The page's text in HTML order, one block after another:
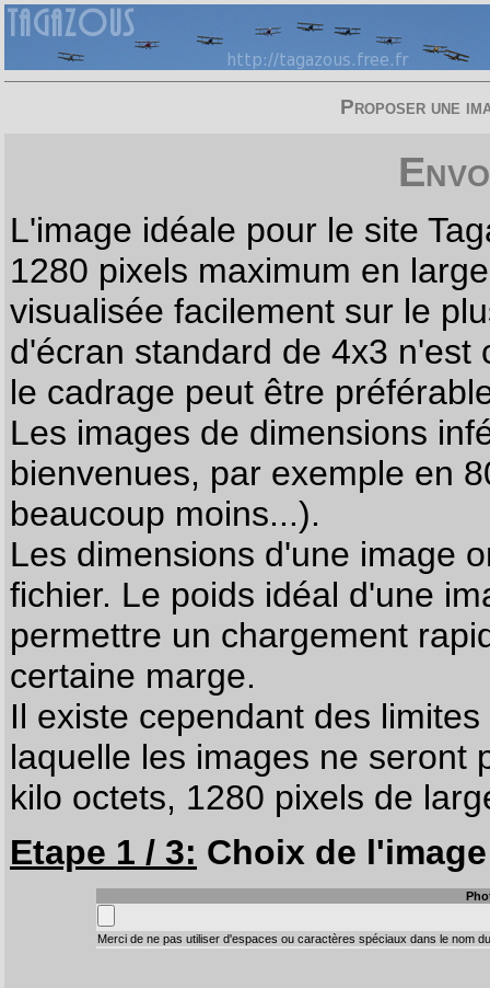
Proposer une
L'image idéale pour le site
1280 pixels maximum en
visualisée facilement sur le
d'écran standard de 4x3
le cadrage peut être
Les images de dimensions
bienvenues, par exemple en
beaucoup moins...).
Les dimensions d'une image
fichier. Le poids idéal d'une
permettre un chargement
certaine marge.
Il existe cependant des
laquelle les images ne seront
kilo octets, 1280 pixels de
Etape 1 / 3: Choix de
Merci de ne pas utiliser d'espaces ou caractères spéciaux dans le nom